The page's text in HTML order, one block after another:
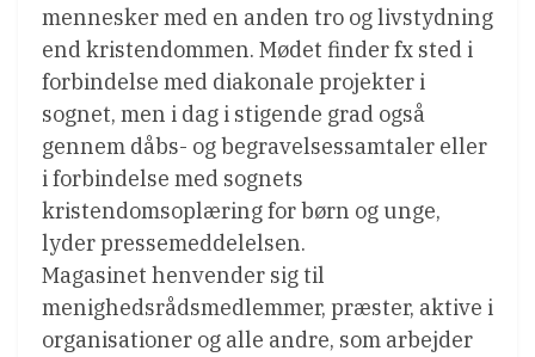
mennesker med en anden tro og livstydning
end kristendommen. Mødet finder fx sted i
forbindelse med diakonale projekter i
sognet, men i dag i stigende grad også
gennem dåbs- og begravelsessamtaler eller
i forbindelse med sognets
kristendomsoplæring for børn og unge,
lyder pressemeddelelsen.
Magasinet henvender sig til
menighedsrådsmedlemmer, præster, aktive i
organisationer og alle andre, som arbejder